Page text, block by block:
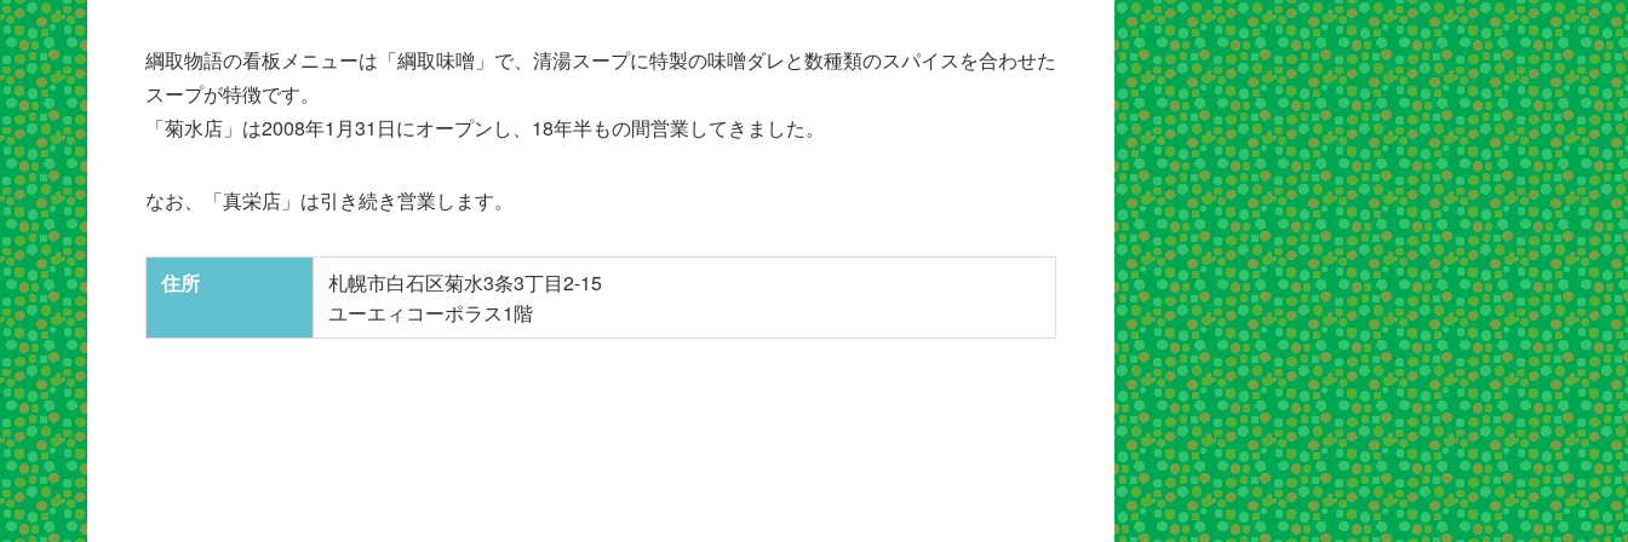
綱取物語の看板メニューは「綱取味噌」で、清湯スープに特製の味噌ダレと数種類のスパイスを合わせた
スープが特徴です。
「菊水店」は2008年1月31日にオープンし、18年半もの間営業してきました。
なお、「真栄店」は引き続き営業します。
住所
札幌市白石区菊水3条3丁目2-15
ユーエィコーポラス1階